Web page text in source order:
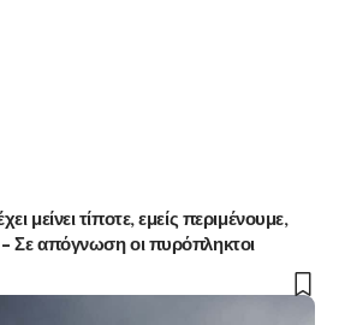
μείνει τίποτε, εμείς περιμένουμε,
Σε απόγνωση οι πυρόπληκτοι